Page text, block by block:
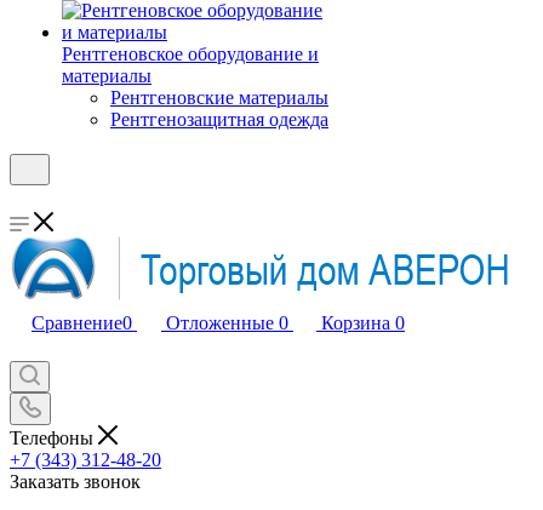
Рентгеновское оборудование и
материалы
Рентгеновские материалы
Рентгенозащитная одежда
Сравнение0 Отложенные 0 Корзина 0
Телефоны
+7 (343) 312-48-20
Заказать звонок